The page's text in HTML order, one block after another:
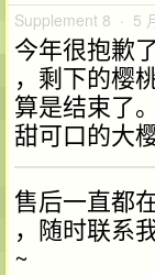
Supplement 8 · 5
今年很抱歉
，剩下的樱
算是结束了
甜可口的大樱
售后一直都
，随时联系
~